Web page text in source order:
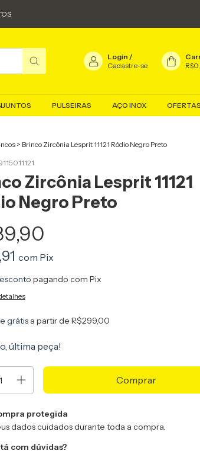
Login /
Cadastre-se
PULSEIRAS AÇO INOX OFERTAS
> Brinco Zircônia Lesprit 11121 Ródio Negro Preto
Zircônia Lesprit 11121
Negro Preto
com Pix
pagando com Pix
grátis a partir deR$299,00
última peça!
protegida
dados cuidados durante toda a compra.
com dúvidas?